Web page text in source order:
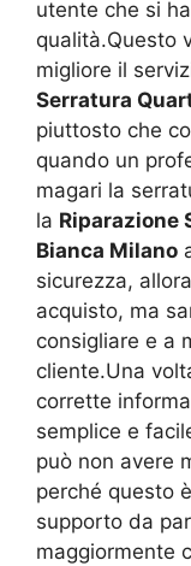
utente che si
qualità.Questo
migliore il
Serratura
piuttosto che
quando un
magari la
la Riparazione
Bianca Milano
sicurezza,
acquisto, ma
consigliare e a
cliente.Una
corrette
semplice e
può non avere
perché questo
supporto da
maggiormente